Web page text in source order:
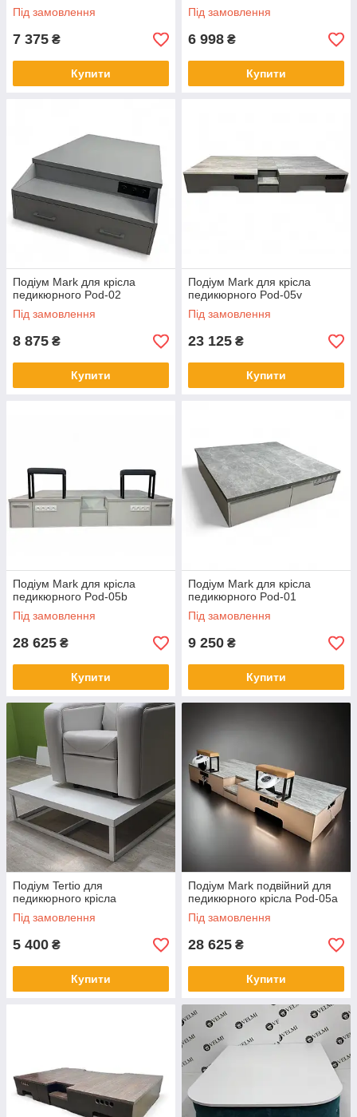
Під замовлення
7 375 ₴
Купити
Під замовлення
6 998 ₴
Купити
Подіум Mark для крісла
педикюрного Pod-02
Під замовлення
8 875 ₴
Купити
Подіум Mark для крісла
педикюрного Pod-05v
Під замовлення
23 125 ₴
Купити
Подіум Mark для крісла
педикюрного Pod-05b
Під замовлення
28 625 ₴
Купити
Подіум Mark для крісла
педикюрного Pod-01
Під замовлення
9 250 ₴
Купити
Подіум Tertio для
педикюрного крісла
Під замовлення
5 400 ₴
Купити
Подіум Mark подвійний для
педикюрного крісла Pod-05а
Під замовлення
28 625 ₴
Купити